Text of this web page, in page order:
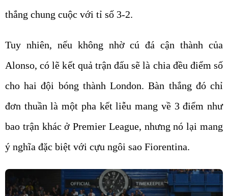
thắng chung cuộc với tỉ số 3-2.
Tuy nhiên, nếu không nhờ cú đá cận thành của
Alonso, có lẽ kết quả trận đấu sẽ là chia đều điểm số
cho hai đội bóng thành London. Bàn thắng đó chỉ
đơn thuần là một pha kết liễu mang về 3 điểm như
bao trận khác ở Premier League, nhưng nó lại mang
ý nghĩa đặc biệt với cựu ngôi sao Fiorentina.